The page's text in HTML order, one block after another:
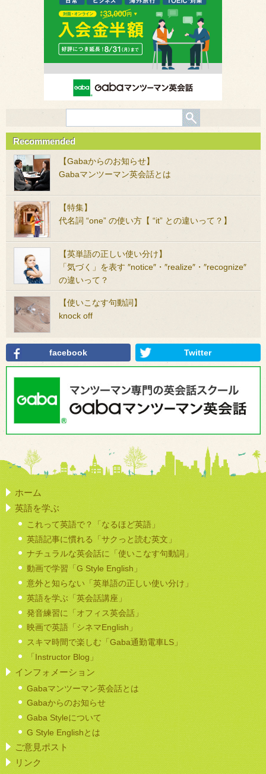
Recommended
【Gabaからのお知らせ】
Gabaマンツーマン英会話とは
【特集】
代名詞 “one” の使い方【 “it” との違いって？】
【英単語の正しい使い分け】
「気づく」を表す ″notice″・″realize″・″recognize″
の違いって？
【使いこなす句動詞】
knock off
facebook Twitter
ホーム
英語を学ぶ
これって英語で？「なるほど英語」
英語記事に慣れる「サクっと読む英文」
ナチュラルな英会話に「使いこなす句動詞」
動画で学習「G Style English」
意外と知らない「英単語の正しい使い分け」
英語を学ぶ「英会話講座」
発音練習に「オフィス英会話」
映画で英語「シネマEnglish」
スキマ時間で楽しむ「Gaba通勤電車LS」
「Instructor Blog」
インフォメーション
Gabaマンツーマン英会話とは
Gabaからのお知らせ
Gaba Styleについて
G Style Englishとは
ご意見ポスト
リンク